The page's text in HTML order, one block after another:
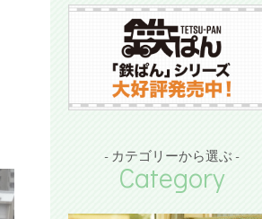
- カテゴリーから選ぶ -
Category